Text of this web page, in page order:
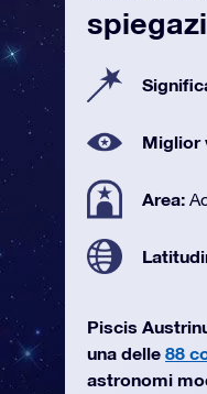
Miglior
Area:
Piscis
una delle 88
astronomi